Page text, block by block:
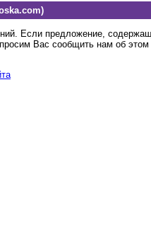
Если предложение,
Вас сообщить нам об этом